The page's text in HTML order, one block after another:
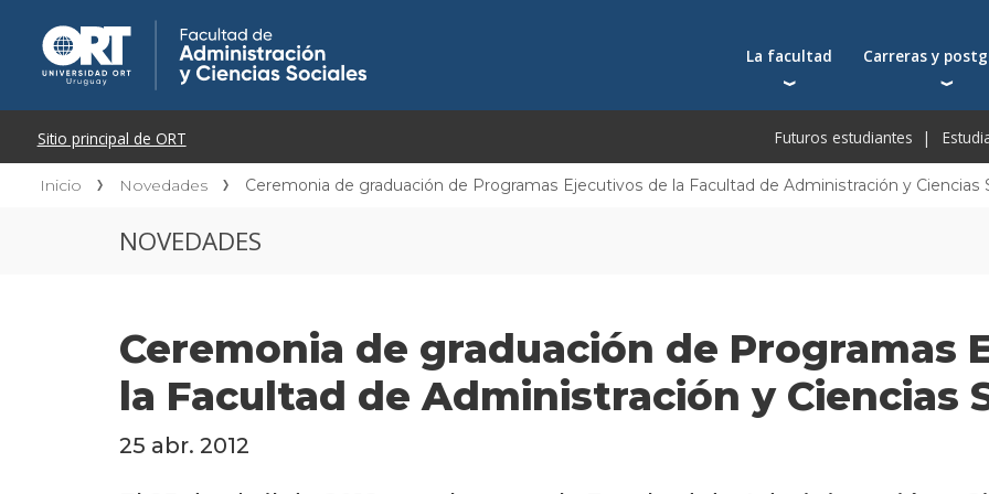
La facultad
Autoridades
Docentes visitantes
Conferencias en YouTube
Escuela de Negocios
Carreras y
Carreras
Postgrados
Tecnicaturas
Futuros estudiantes
Inicio Novedades Ceremonia de graduación de Programas Ejecutivos de la Facultad de Administración y Ciencias
NOVEDADES
Ceremonia de graduación de Programas
la Facultad de Administración y Ciencias
25 abr. 2012